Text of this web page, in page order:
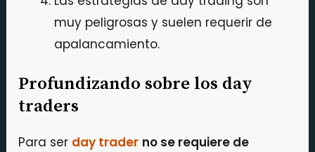
muy peligrosas y suelen requerir de
apalancamiento.
Profundizando sobre los day
traders
Para ser day trader no se requiere de